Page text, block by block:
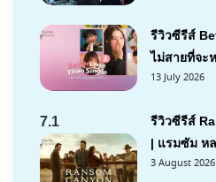
รีวิวซีรีส์
ไม่สายที่จะ
13 July 2026
7.1
รีวิวซีรีส์
| แรมซัม ห
3 August 2026